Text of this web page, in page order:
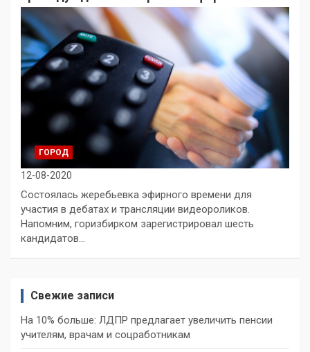
ГОРОД
12-08-2020
Состоялась жеребьевка эфирного времени для
участия в дебатах и трансляции видеороликов.
Напомним, горизбирком зарегистрировал шесть
кандидатов…
Свежие записи
На 10% больше: ЛДПР предлагает увеличить пенсии
учителям, врачам и соцработникам